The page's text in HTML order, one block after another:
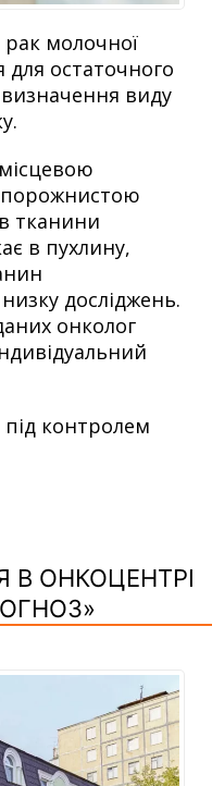
молочної
для остаточного
виду
порожнистою
тканини
в пухлину,
досліджень.
онколог
контролем
В ОНКОЦЕНТРІ